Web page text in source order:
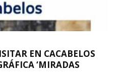
EN CACABELOS
‘MIRADAS